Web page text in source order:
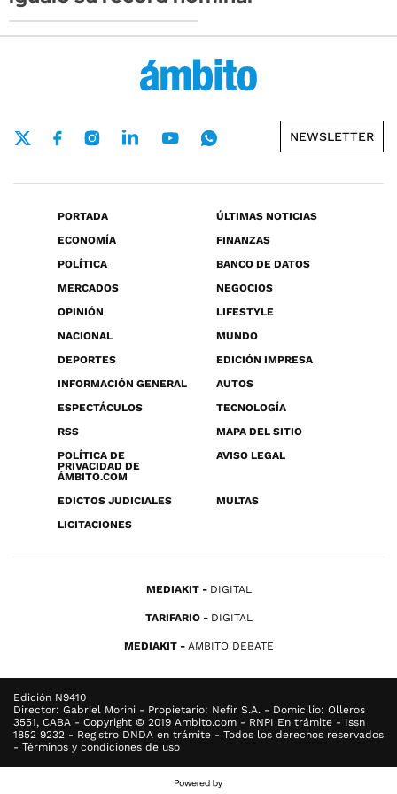
NEWSLETTER
PORTADA
ÚLTIMAS NOTICIAS
ECONOMÍA
FINANZAS
POLÍTICA
BANCO DE DATOS
MERCADOS
NEGOCIOS
OPINIÓN
LIFESTYLE
NACIONAL
MUNDO
DEPORTES
EDICIÓN IMPRESA
INFORMACIÓN GENERAL
AUTOS
ESPECTÁCULOS
TECNOLOGÍA
RSS
MAPA DEL SITIO
POLÍTICA DE
PRIVACIDAD DE
ÁMBITO.COM
AVISO LEGAL
EDICTOS JUDICIALES
MULTAS
LICITACIONES
MEDIAKIT DIGITAL
TARIFARIO DIGITAL
MEDIAKIT AMBITO DEBATE
Edición N9410
Director: Gabriel Morini - Propietario: Nefir S.A. - Domicilio: Olleros
3551, CABA - Copyright © 2019 Ambito.com - RNPI En trámite - Issn
1852 9232 - Registro DNDA en trámite - Todos los derechos reservados
- Términos y condiciones de uso